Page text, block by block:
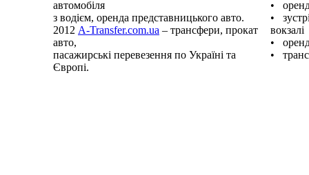
автомобіля
з водієм, оренда представницького авто.
2012 A-Transfer.com.ua – трансфери, прокат
авто,
пасажирські перевезення по Україні та
Європі.
•
•
вокзалі
•
•